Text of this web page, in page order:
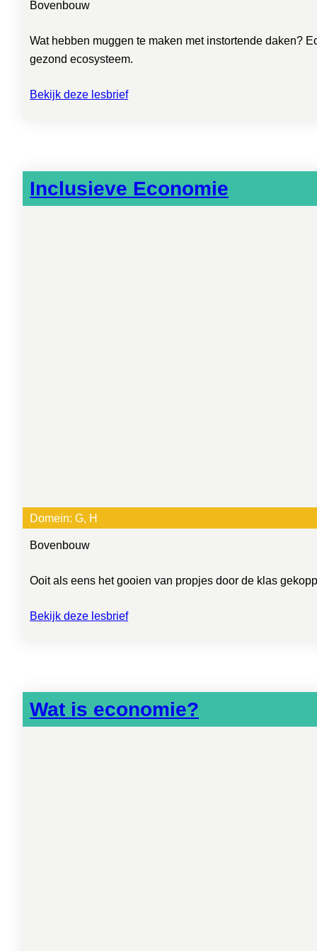
Bovenbouw
Wat hebben muggen te maken met instortende daken?
gezond ecosysteem.
Bekijk deze lesbrief
Inclusieve Economie
Domein: G, H
Bovenbouw
Ooit als eens het gooien van propjes door de klas
Bekijk deze lesbrief
Wat is economie?